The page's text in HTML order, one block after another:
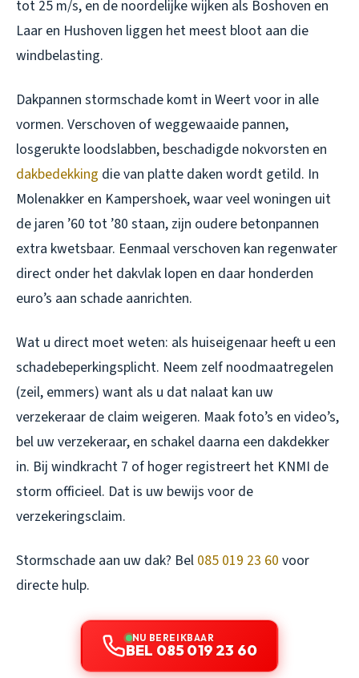
tot 25 m/s, en de noordelijke wijken als Boshoven en
Laar en Hushoven liggen het meest bloot aan die
windbelasting.
Dakpannen stormschade komt in Weert voor in alle
vormen. Verschoven of weggewaaide pannen,
losgerukte loodslabben, beschadigde nokvorsten en
dakbedekking die van platte daken wordt getild. In
Molenakker en Kampershoek, waar veel woningen uit
de jaren ’60 tot ’80 staan, zijn oudere betonpannen
extra kwetsbaar. Eenmaal verschoven kan regenwater
direct onder het dakvlak lopen en daar honderden
euro’s aan schade aanrichten.
Wat u direct moet weten: als huiseigenaar heeft u een
schadebeperkingsplicht. Neem zelf noodmaatregelen
(zeil, emmers) want als u dat nalaat kan uw
verzekeraar de claim weigeren. Maak foto’s en video’s,
bel uw verzekeraar, en schakel daarna een dakdekker
in. Bij windkracht 7 of hoger registreert het KNMI de
storm officieel. Dat is uw bewijs voor de
verzekeringsclaim.
Stormschade aan uw dak? Bel 085 019 23 60 voor
directe hulp.
NU BEREIKBAAR
BEL 085 019 23 60